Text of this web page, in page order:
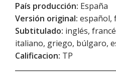
País producción: España
Versión original: español,
Subtitulado: inglés,
italiano, griego, búlgaro,
Calificacion: TP